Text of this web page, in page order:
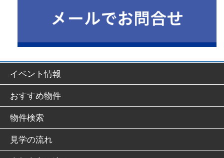
イベント情報
おすすめ物件
物件検索
見学の流れ